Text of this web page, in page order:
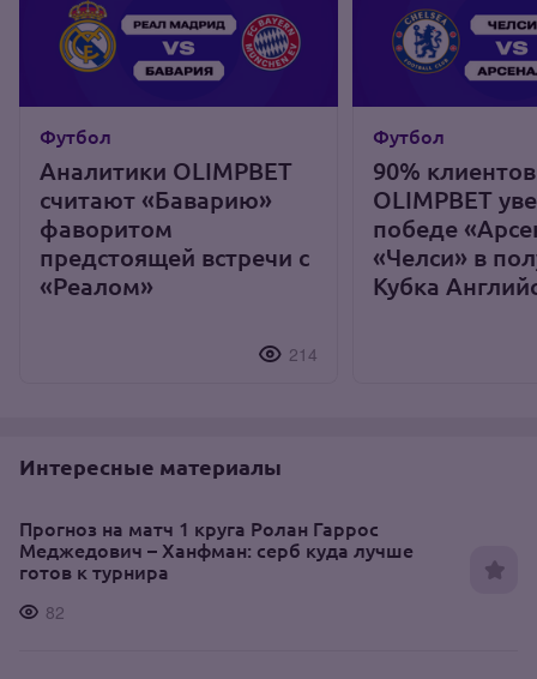
Футбол
Аналитики OLIMPBET
считают «Баварию»
фаворитом
предстоящей встречи с
«Реалом»
214
Футбол
90% клиентов
OLIMPBET
победе
«Челси» в
Кубка
Интересные материалы
Прогноз на матч 1 круга Ролан Гаррос
Меджедович – Ханфман: серб куда лучше
готов к турнира
82